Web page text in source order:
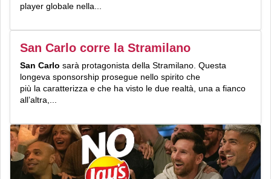
player globale nella...
San Carlo corre la Stramilano
San Carlo sarà protagonista della Stramilano. Questa
longeva sponsorship prosegue nello spirito che
più la caratterizza e che ha visto le due realtà, una a fianco
all’altra,...